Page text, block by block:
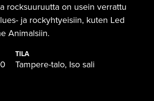
rocksuuruutta on usein verrattu
ja rockyhtyeisiin, kuten Led
Animalsiin.
TILA
Tampere-talo, Iso sali